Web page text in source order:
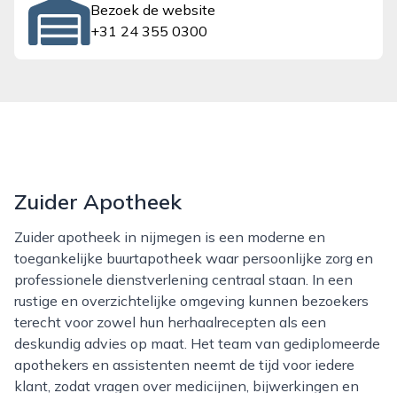
Bezoek de website
+31 24 355 0300
Zuider Apotheek
Zuider apotheek in nijmegen is een moderne en
toegankelijke buurtapotheek waar persoonlijke zorg en
professionele dienstverlening centraal staan. In een
rustige en overzichtelijke omgeving kunnen bezoekers
terecht voor zowel hun herhaalrecepten als een
deskundig advies op maat. Het team van gediplomeerde
apothekers en assistenten neemt de tijd voor iedere
klant, zodat vragen over medicijnen, bijwerkingen en